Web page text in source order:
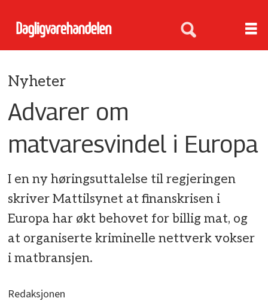
Nyheter
Advarer om
matvaresvindel i Europa
I en ny høringsuttalelse til regjeringen
skriver Mattilsynet at finanskrisen i
Europa har økt behovet for billig mat, og
at organiserte kriminelle nettverk vokser
i matbransjen.
Redaksjonen